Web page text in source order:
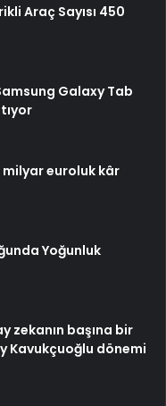
Araç Sayısı 450
Galaxy Tab
milyar euroluk kâr
Yoğunluk
zekanın başına bir
Kavukçuoğlu dönemi